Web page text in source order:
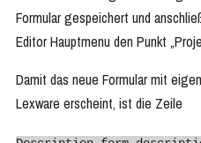
Formular gespeichert und
Editor Hauptmenu den Punkt
Damit das neue Formular mit
Lexware erscheint, ist die Zeile